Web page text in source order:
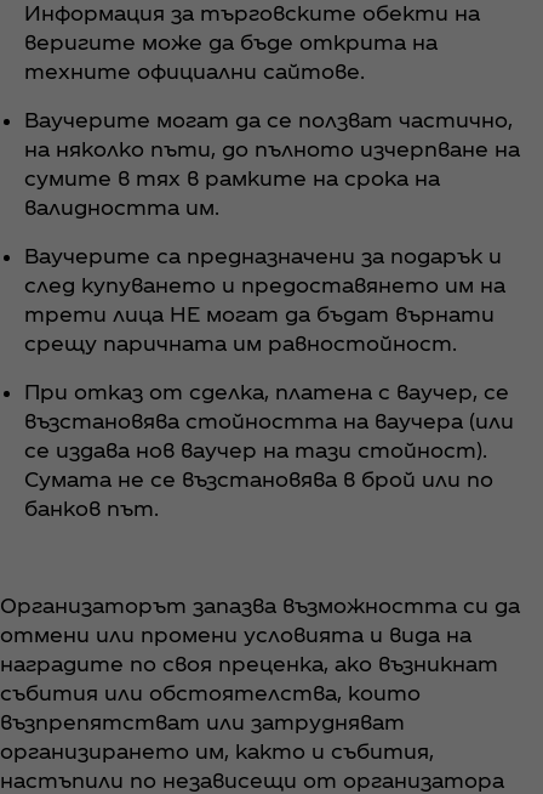
Информация за търговските обекти на
веригите може да бъде открита на
техните официални сайтове.
Ваучерите могат да се ползват частично,
на няколко пъти, до пълното изчерпване на
сумите в тях в рамките на срока на
валидността им.
Ваучерите са предназначени за подарък и
след купуването и предоставянето им на
трети лица НЕ могат да бъдат върнати
срещу паричната им равностойност.
При отказ от сделка, платена с ваучер, се
възстановява стойността на ваучера (или
се издава нов ваучер на тази стойност).
Сумата не се възстановява в брой или по
банков път.
Организаторът запазва възможността си да
отмени или промени условията и вида на
наградите по своя преценка, ако възникнат
събития или обстоятелства, които
възпрепятстват или затрудняват
организирането им, както и събития,
настъпили по независещи от организатора